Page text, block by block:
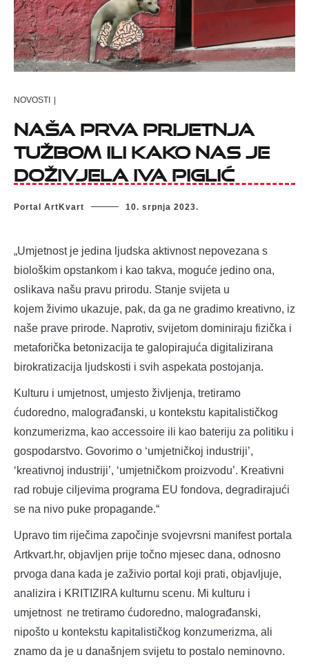
NOVOSTI |
Naša prva prijetnja
tužbom ili kako nas je
doživjela Iva Piglić
Portal ArtKvart 10. srpnja 2023.
„Umjetnost je jedina ljudska aktivnost nepovezana s
biološkim opstankom i kao takva, moguće jedino ona,
oslikava našu pravu prirodu. Stanje svijeta u
kojem živimo ukazuje, pak, da ga ne gradimo kreativno, iz
naše prave prirode. Naprotiv, svijetom dominiraju fizička i
metaforička betonizacija te galopirajuća digitalizirana
birokratizacija ljudskosti i svih aspekata postojanja.
Kulturu i umjetnost, umjesto življenja, tretiramo
ćudoredno, malograđanski, u kontekstu kapitalističkog
konzumerizma, kao accessoire ili kao bateriju za politiku i
gospodarstvo. Govorimo o ‘umjetničkoj industriji’,
‘kreativnoj industriji’, ‘umjetničkom proizvodu’. Kreativni
rad robuje ciljevima programa EU fondova, degradirajući
se na nivo puke propagande.“
Upravo tim riječima započinje svojevrsni manifest portala
Artkvart.hr, objavljen prije točno mjesec dana, odnosno
prvoga dana kada je zaživio portal koji prati, objavljuje,
analizira i KRITIZIRA kulturnu scenu. Mi kulturu i
umjetnost ne tretiramo ćudoredno, malograđanski,
nipošto u kontekstu kapitalističkog konzumerizma, ali
znamo da je u današnjem svijetu to postalo neminovno.